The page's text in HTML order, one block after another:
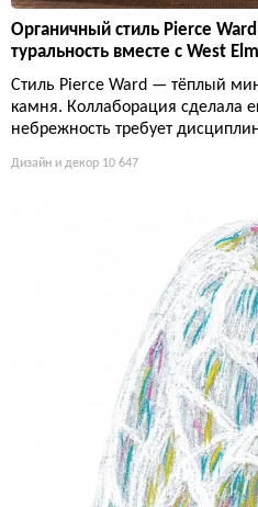
Органичный стиль Pierce
туральность вместе с West Elm
Стиль Pierce Ward — тёплый
камня. Коллаборация сделала
небрежность требует
Дизайн и декор 10 647